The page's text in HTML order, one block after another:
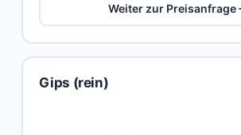
Weiter zur Preisanfrage
Gips (rein)